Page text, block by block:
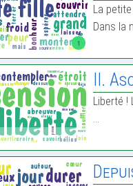
1
La
Dans la
II.
Liberté !
…